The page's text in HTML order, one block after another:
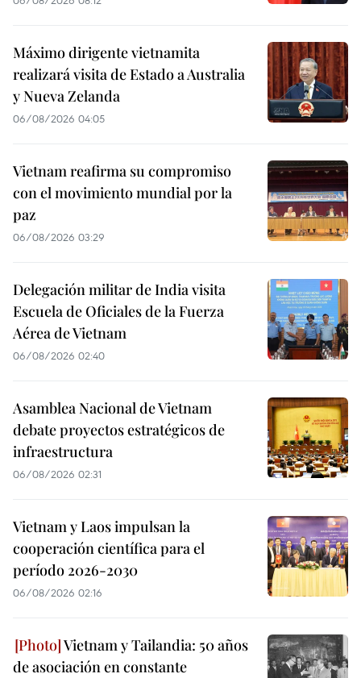
Máximo dirigente vietnamita
realizará visita de Estado a Australia
y Nueva Zelanda
06/08/2026 04:05
Vietnam reafirma su compromiso
con el movimiento mundial por la
paz
06/08/2026 03:29
Delegación militar de India visita
Escuela de Oficiales de la Fuerza
Aérea de Vietnam
06/08/2026 02:40
Asamblea Nacional de Vietnam
debate proyectos estratégicos de
infraestructura
06/08/2026 02:31
Vietnam y Laos impulsan la
cooperación científica para el
período 2026-2030
06/08/2026 02:16
Vietnam y Tailandia: 50 años
de asociación en constante